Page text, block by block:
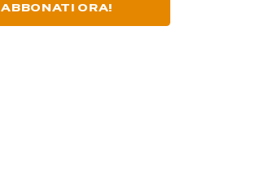
ABBONATI ORA!